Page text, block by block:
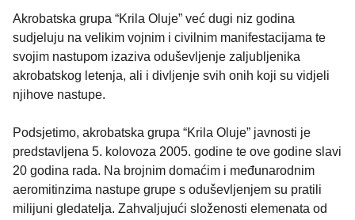
Akrobatska grupa “Krila Oluje” već dugi niz godina
sudjeluju na velikim vojnim i civilnim manifestacijama te
svojim nastupom izaziva oduševljenje zaljubljenika
akrobatskog letenja, ali i divljenje svih onih koji su vidjeli
njihove nastupe.
Podsjetimo, akrobatska grupa “Krila Oluje” javnosti je
predstavljena 5. kolovoza 2005. godine te ove godine slavi
20 godina rada. Na brojnim domaćim i međunarodnim
aeromitinzima nastupe grupe s oduševljenjem su pratili
milijuni gledatelja. Zahvaljujući složenosti elemenata od